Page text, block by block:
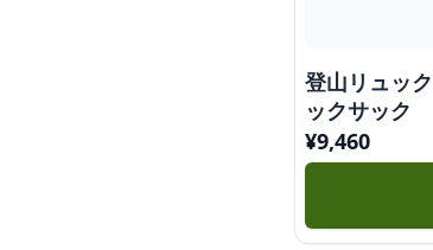
登山リュッ
ックサック
¥9,460